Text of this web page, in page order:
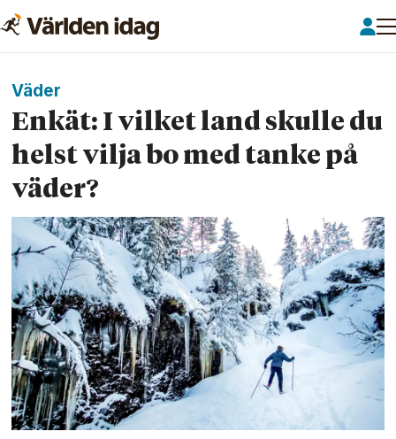
Väder
Enkät: I vilket land skulle du
helst vilja bo med tanke på
väder?